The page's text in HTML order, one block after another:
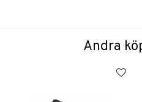
Andra